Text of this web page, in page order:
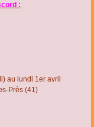
:
au lundi 1er avril
Près (41)